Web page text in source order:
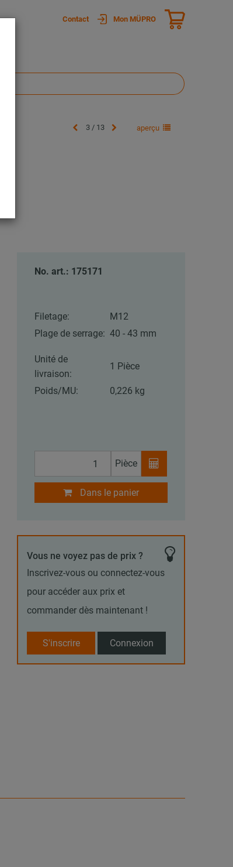
Contact Mon MÜPRO
3 / 13 aperçu
No. art.: 175171
Filetage:
M12
Plage de serrage: 40 - 43 mm
Unité de
livraison:
1 Pièce
Poids/MU: 0,226 kg
Pièce
Dans le panier
Vous ne voyez pas de prix ?
Inscrivez-vous ou connectez-vous
pour accéder aux prix et
commander dès maintenant !
S'inscrire Connexion